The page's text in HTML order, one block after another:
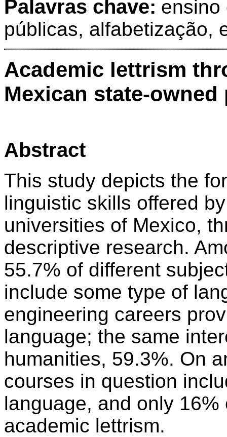
Palavras chave: ensino
públicas, alfabetização,
Academic lettrism
Mexican state-
Abstract
This study depicts the
linguistic skills offered
universities of Mexico,
descriptive research.
55.7% of different
include some type of
engineering careers
language; the same
humanities, 59.3%. On
courses in question
language, and only
academic lettrism.